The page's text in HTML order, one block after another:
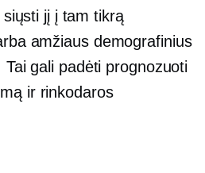
jį į tam tikrą
amžiaus demografinius
Tai gali padėti prognozuoti
ir rinkodaros